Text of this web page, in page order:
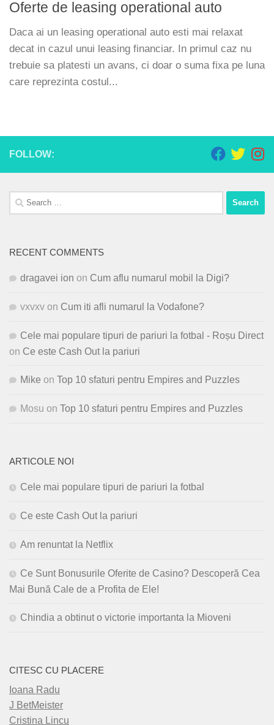
Oferte de leasing operational auto
Daca ai un leasing operational auto esti mai relaxat
decat in cazul unui leasing financiar. In primul caz nu
trebuie sa platesti un avans, ci doar o suma fixa pe luna
care reprezinta costul...
FOLLOW:
Search
for:
RECENT COMMENTS
dragavei ion on Cum aflu numarul mobil la Digi?
vxvxv on Cum iti afli numarul la Vodafone?
Cele mai populare tipuri de pariuri la fotbal - Roșu Direct
on Ce este Cash Out la pariuri
Mike on Top 10 sfaturi pentru Empires and Puzzles
Mosu on Top 10 sfaturi pentru Empires and Puzzles
ARTICOLE NOI
Cele mai populare tipuri de pariuri la fotbal
Ce este Cash Out la pariuri
Am renuntat la Netflix
Ce Sunt Bonusurile Oferite de Casino? Descoperă Cea
Mai Bună Cale de a Profita de Ele!
Chindia a obtinut o victorie importanta la Mioveni
CITESC CU PLACERE
Ioana Radu
J BetMeister
Cristina Lincu